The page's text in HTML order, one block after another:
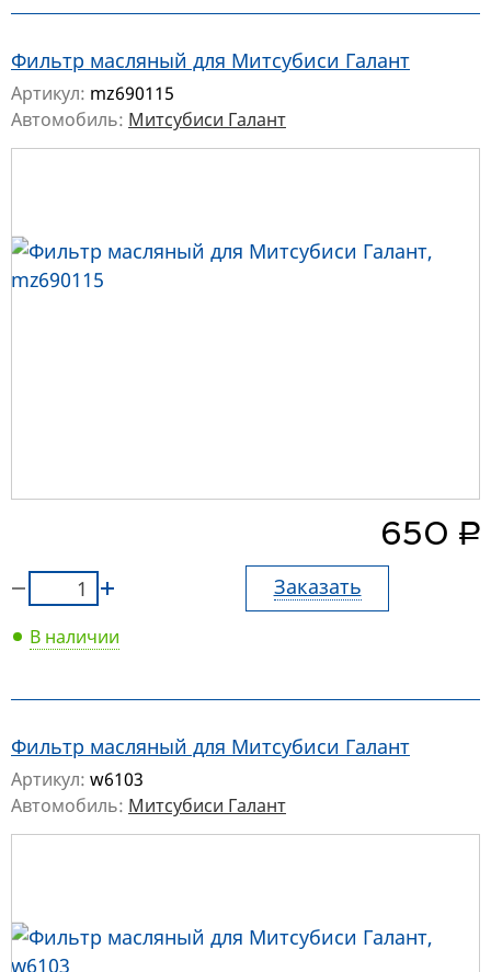
Фильтр масляный для Митсубиси Галант
Артикул: mz690115
Автомобиль: Митсубиси Галант
650 руб.
Заказать
В наличии
Фильтр масляный для Митсубиси Галант
Артикул: w6103
Автомобиль: Митсубиси Галант